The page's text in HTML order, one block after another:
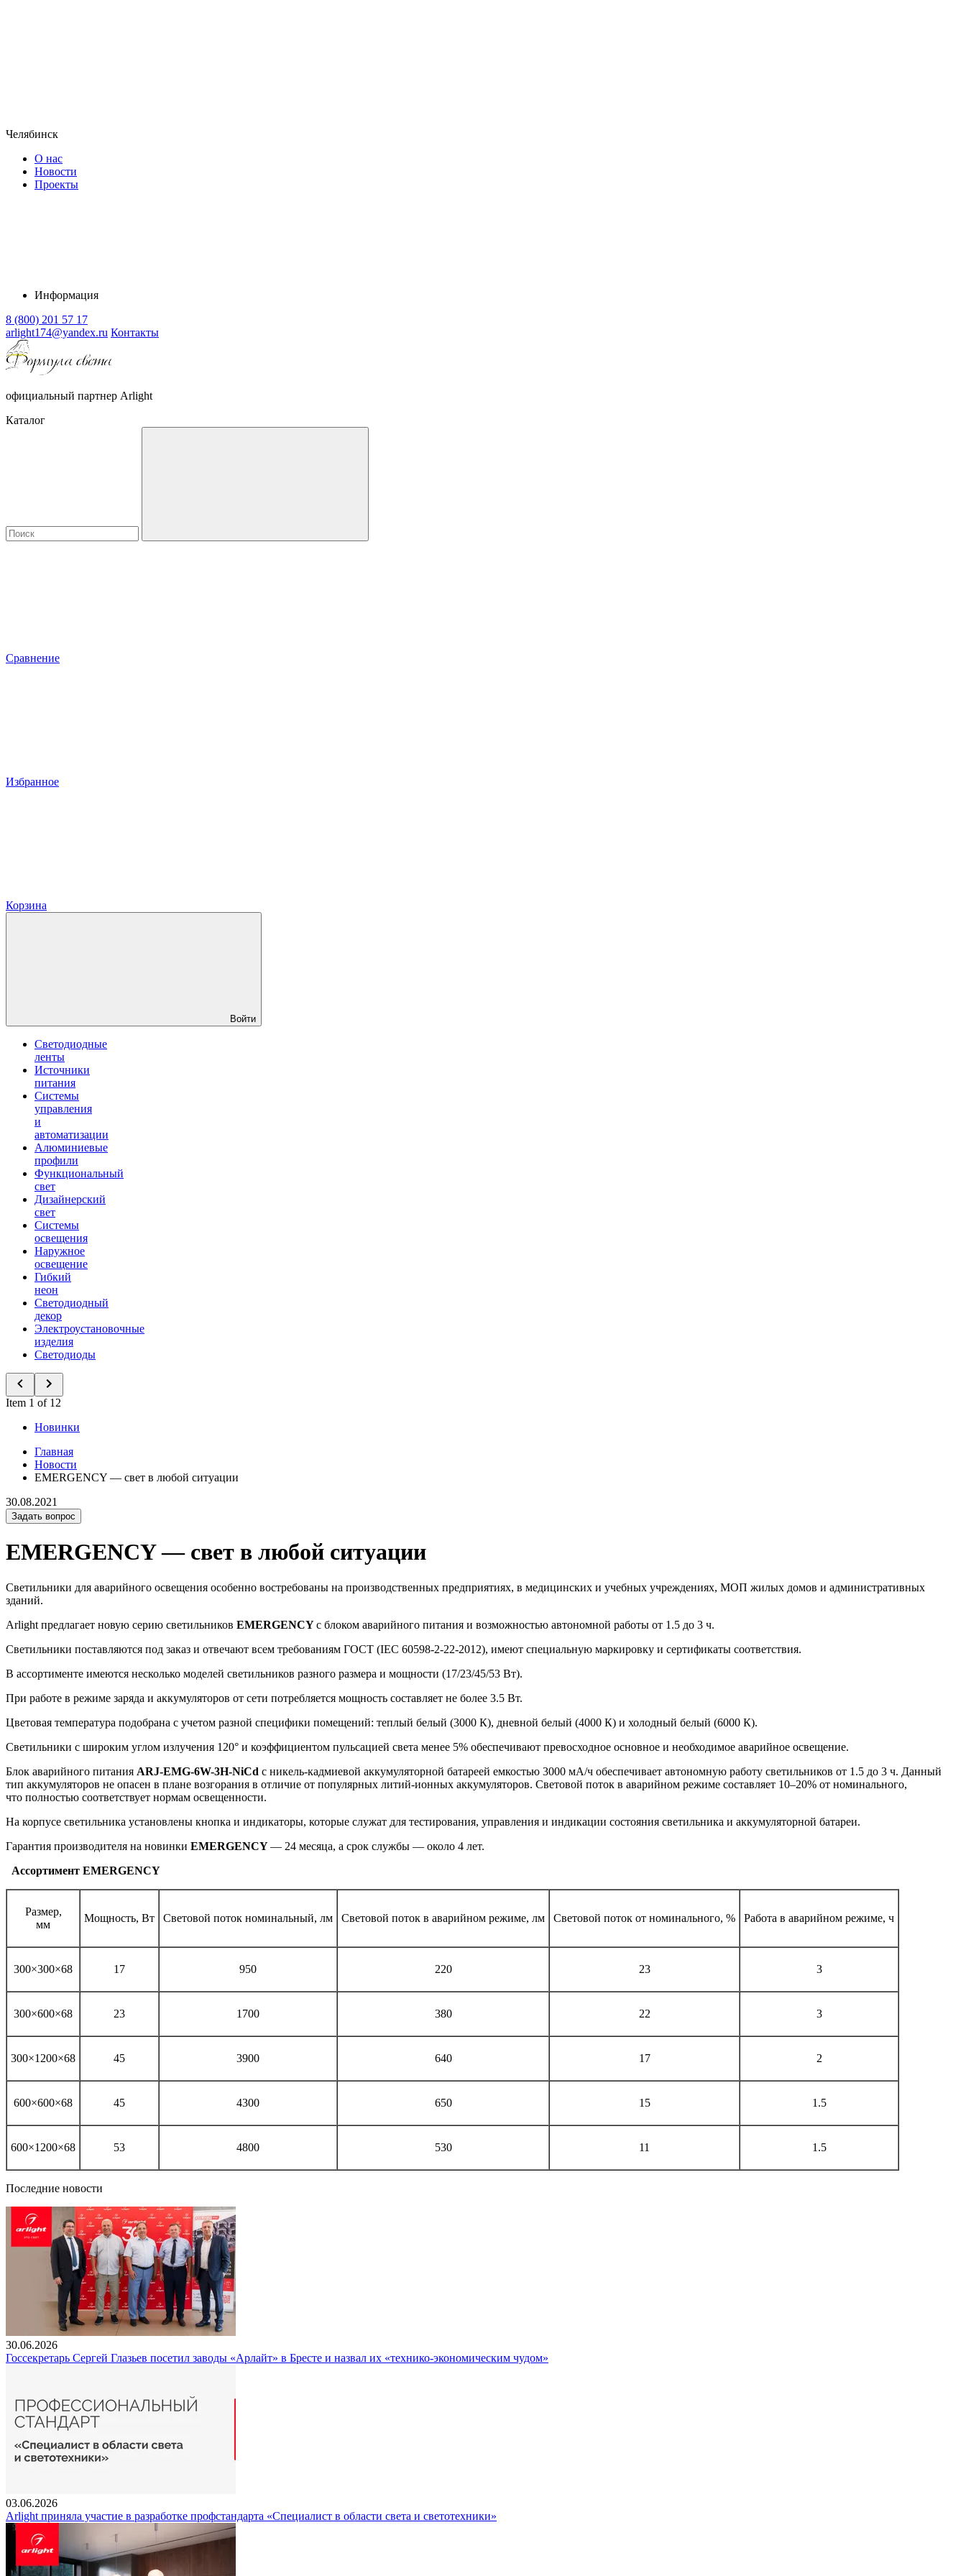
Челябинск
О нас
Новости
Проекты
Информация
8 (800) 201 57 17
arlight174@yandex.ru Контакты
официальный партнер Arlight
Каталог
Сравнение
Избранное
Корзина
Войти
Светодиодные
ленты
Источники
питания
Системы
управления
и
автоматизации
Алюминиевые
профили
Функциональный
свет
Дизайнерский
свет
Системы
освещения
Наружное
освещение
Гибкий
неон
Светодиодный
декор
Электроустановочные
изделия
Светодиоды
Item 1 of 12
Новинки
Главная
Новости
EMERGENCY — свет в любой ситуации
30.08.2021
Задать вопрос
EMERGENCY — свет в любой ситуации
Светильники для аварийного освещения особенно востребованы на производственных предприятиях, в медицинских и учебных учреждениях, МОП жилых домов и административных
зданий.
Arlight предлагает новую серию светильников EMERGENCYс блоком аварийного питания и возможностью автономной работы от 1.5 до 3 ч.
Светильники поставляются под заказ и отвечают всем требованиям ГОСТ (IEC 60598-2-22-2012), имеют специальную маркировку и сертификаты соответствия.
В ассортименте имеются несколько моделей светильников разного размера и мощности (17/23/45/53 Вт).
При работе в режиме заряда и аккумуляторов от сети потребляется мощность составляет не более 3.5 Вт.
Цветовая температура подобрана с учетом разной специфики помещений: теплый белый (3000 К), дневной белый (4000 К) и холодный белый (6000 К).
Светильники с широким углом излучения 120° и коэффициентом пульсацией света менее 5% обеспечивают превосходное основное и необходимое аварийное освещение.
Блок аварийного питания ARJ-EMG-6W-3H-NiCd с никель-кадмиевой аккумуляторной батареей емкостью 3000 мА/ч обеспечивает автономную работу светильников от 1.5 до 3 ч. Данный
тип аккумуляторов не опасен в плане возгорания в отличие от популярных литий-ионных аккумуляторов. Световой поток в аварийном режиме составляет 10–20% от номинального,
что полностью соответствует нормам освещенности.
На корпусе светильника установлены кнопка и индикаторы, которые служат для тестирования, управления и индикации состояния светильника и аккумуляторной батареи.
Гарантия производителя на новинки EMERGENCY— 24 месяца, а срок службы — около 4 лет.
Ассортимент EMERGENCY
Размер,
мм
Мощность, Вт Световой поток номинальный, лм Световой поток в аварийном режиме, лм Световой поток от номинального, % Работа в аварийном режиме, ч
300×300×68 17 950 220 23 3
300×600×68 23 1700 380 22 3
300×1200×68 45 3900 640 17 2
600×600×68 45 4300 650 15 1.5
600×1200×68 53 4800 530 11 1.5
Последние новости
30.06.2026
Госсекретарь Сергей Глазьев посетил заводы «Арлайт» в Бресте и назвал их «технико-экономическим чудом»
03.06.2026
Arlight приняла участие в разработке профстандарта «Специалист в области света и светотехники»